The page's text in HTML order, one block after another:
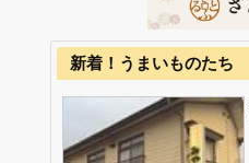
新着！うまいものたち